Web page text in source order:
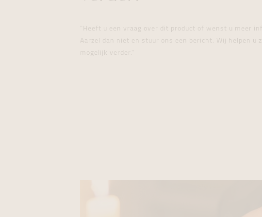
"Heeft u een vraag over dit product of wenst u meer
Aarzel dan niet en stuur ons een bericht. Wij helpen u
mogelijk verder."